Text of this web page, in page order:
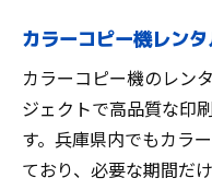
運用後の負担を
ト
保守契約やト
法
カラーコピー機レン
カラーコピー機のレン
ジェクトで高品質な印
す。兵庫県内でもカラ
ており、必要な期間だ